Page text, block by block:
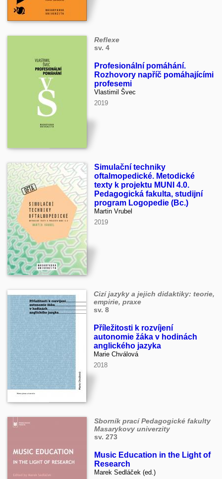
Reflexe
sv. 4
Profesionální pomáhání.
Rozhovory napříč pomáhajícími
profesemi
Vlastimil Švec
2019
Simulační techniky
oftalmopedické. Metodické
texty k projektu MUNI 4.0.
Pedagogická fakulta, studijní
program Logopedie (Bc.)
Martin Vrubel
2019
Cizí jazyky a jejich didaktiky: teorie,
empirie, praxe
sv. 8
Příležitosti k rozvíjení
autonomie žáka v hodinách
anglického jazyka
Marie Chválová
2018
Sborník prací Pedagogické fakulty
Masarykovy univerzity
sv. 273
Music Education in the Light of
Research
Marek Sedláček (ed.)